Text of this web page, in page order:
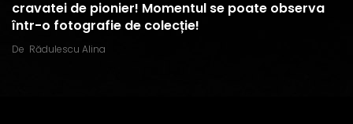
cravatei de pionier! Momentul se poate observa
într-o fotografie de colecție!
De Rădulescu Alina